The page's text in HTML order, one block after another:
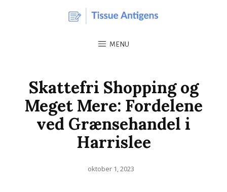
MENU
Skattefri Shopping og
Meget Mere: Fordelene
ved Grænsehandel i
Harrislee
Posted
oktober 1, 2023